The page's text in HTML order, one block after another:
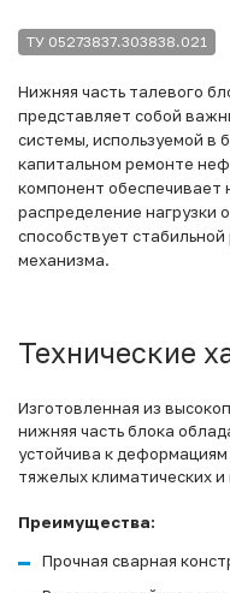
ТУ 05273837.303838.021
Нижняя часть талевого
представляет собой
системы, используемой в
капитальном ремонте
компонент
распределение нагрузки
способствует
механизма.
Технические
Изготовленная из
нижняя часть блока
устойчива к
тяжелых климатических
Преимущества:
Прочная сварная